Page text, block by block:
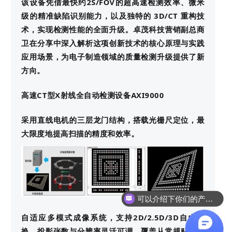
该设备凭借最快约2S/FOV的超高速检测效率、微米
级的精准缺陷识别能力，以及独特的 3D/CT 重构技
术，实现检测性能的全面升级。卓茂科技营销副总商
卫在分享中深入解析这项创新技术的核心原理与实践
应用场景，为电子制造领域的质量检测升级提供了新
方向。
高速CT型X射线全自动检测设备AXI9000
采用直线电机的三层龙门结构，搭载光栅尺定位，最
大限度地提高扫描的精度和效率。
自适应多模式成像系统，支持2D/2.5D/3D自由切
可以介绍下你们的产品么？